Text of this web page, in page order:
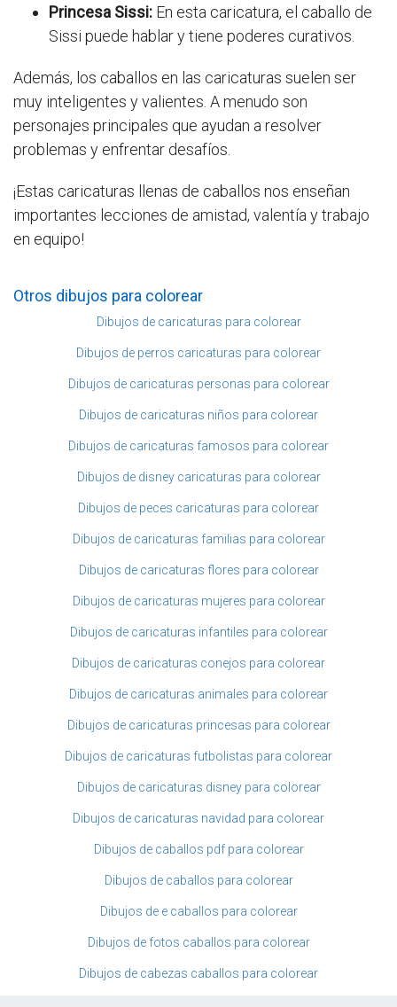
Princesa Sissi: En esta caricatura, el caballo de
Sissi puede hablar y tiene poderes curativos.
Además, los caballos en las caricaturas suelen ser
muy inteligentes y valientes. A menudo son
personajes principales que ayudan a resolver
problemas y enfrentar desafíos.
¡Estas caricaturas llenas de caballos nos enseñan
importantes lecciones de amistad, valentía y trabajo
en equipo!
Otros dibujos para colorear
Dibujos de caricaturas para colorear
Dibujos de perros caricaturas para colorear
Dibujos de caricaturas personas para colorear
Dibujos de caricaturas niños para colorear
Dibujos de caricaturas famosos para colorear
Dibujos de disney caricaturas para colorear
Dibujos de peces caricaturas para colorear
Dibujos de caricaturas familias para colorear
Dibujos de caricaturas flores para colorear
Dibujos de caricaturas mujeres para colorear
Dibujos de caricaturas infantiles para colorear
Dibujos de caricaturas conejos para colorear
Dibujos de caricaturas animales para colorear
Dibujos de caricaturas princesas para colorear
Dibujos de caricaturas futbolistas para colorear
Dibujos de caricaturas disney para colorear
Dibujos de caricaturas navidad para colorear
Dibujos de caballos pdf para colorear
Dibujos de caballos para colorear
Dibujos de e caballos para colorear
Dibujos de fotos caballos para colorear
Dibujos de cabezas caballos para colorear